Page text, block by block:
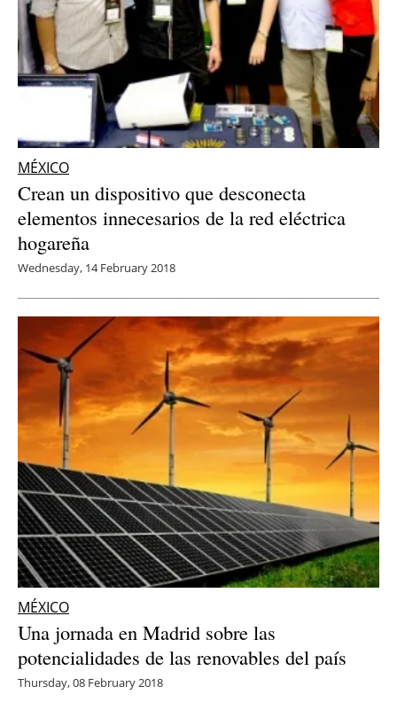
MÉXICO
Crean un dispositivo que desconecta
elementos innecesarios de la red eléctrica
hogareña
Wednesday, 14 February 2018
MÉXICO
Una jornada en Madrid sobre las
potencialidades de las renovables del país
Thursday, 08 February 2018